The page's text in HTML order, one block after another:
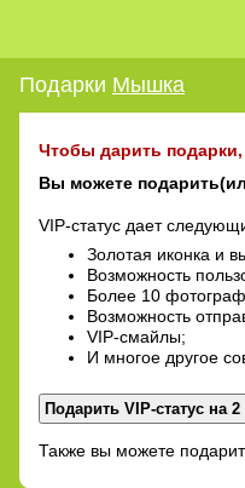
Подарки Мышка
Чтобы дарить
Вы можете
VIP-статус дает
Золотая иконка и
Возможность
Более 10
Возможность
VIP-смайлы;
И многое другое
Также вы можете